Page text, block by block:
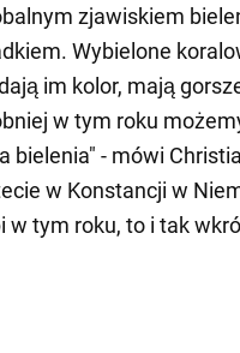
zjawiskiem
Wybielone
im kolor, mają
w tym roku
bielenia" - mówi
w Konstancji w
w tym roku, to i tak